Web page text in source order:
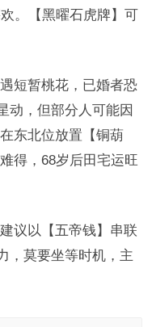
。【黑曜石虎牌】可
短暂桃花，已婚者恐
动，但部分人可能因
东北位放置【铜葫
得，68岁后田宅运旺
议以【五帝钱】串联
，莫要坐等时机，主